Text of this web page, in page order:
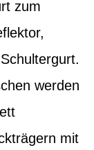
zum
werden
mit